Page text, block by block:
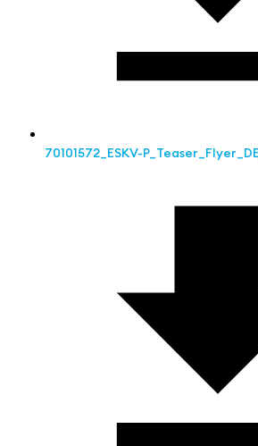
70101572_ESKV-